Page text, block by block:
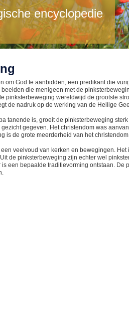
encyclopedie
om God te aanbidden, een predikant die
die menigeen met de
pinksterbeweging wereldwijd de grootste
de nadruk op de werking van de Heilige
tanende is, groeit de pinksterbeweging
gegeven. Het christendom was
is de grote meerderheid van het
veelvoud van kerken en bewegingen.
de pinksterbeweging zijn echter wel
is een bepaalde traditievorming ontstaan.